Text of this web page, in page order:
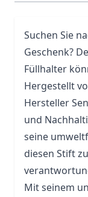
Suchen Sie
Geschenk?
Füllhalter
Hergestellt
Hersteller
und
seine
diesen Stift
Mit seinem